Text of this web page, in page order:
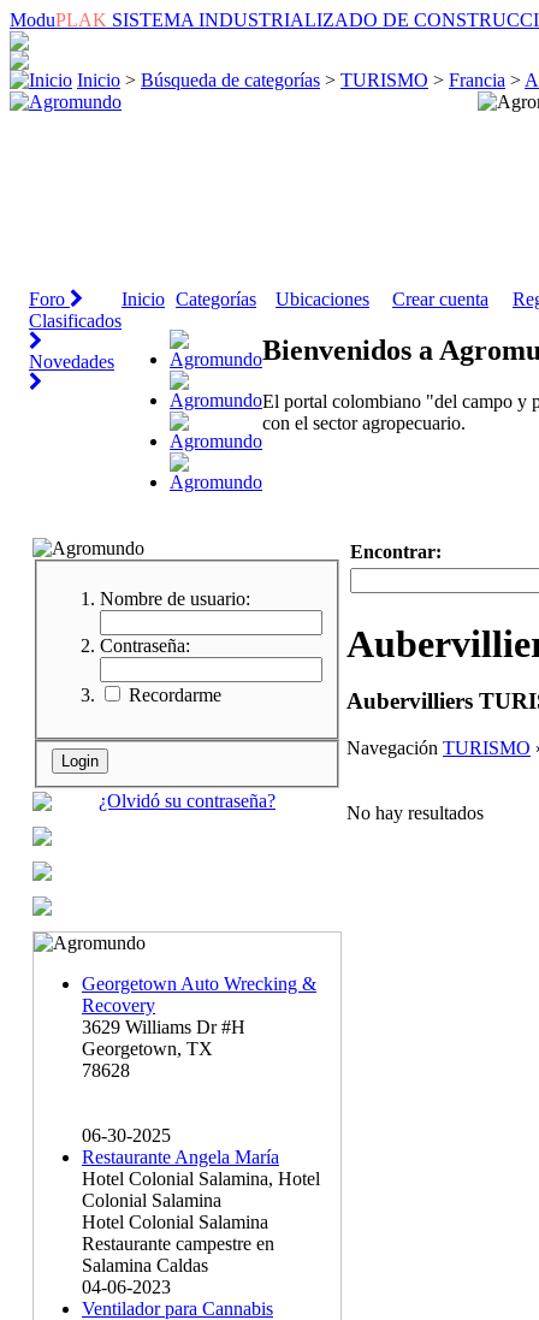
ModuPLAK SISTEMA INDUSTRIALIZADO DE
Inicio > Búsqueda de categorías > TURISMO > Francia >
Foro
Clasificados
Novedades
Inicio Categorías Ubicaciones Crear cuenta
Bienvenidos a
El portal colombiano "del campo y
con el sector agropecuario.
Nombre de usuario:
Contraseña:
Recordarme
¿Olvidó su contraseña?
Georgetown Auto Wrecking &
Recovery
3629 Williams Dr #H
Georgetown, TX
78628
06-30-2025
Restaurante Angela María
Hotel Colonial Salamina, Hotel
Colonial Salamina
Hotel Colonial Salamina
Restaurante campestre en
Salamina Caldas
04-06-2023
Ventilador para Cannabis
Encontrar:
Aubervilliers
Navegación TURISMO
No hay resultados